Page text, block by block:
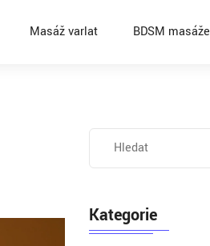
Masáž varlat BDSM masáže
Kategorie